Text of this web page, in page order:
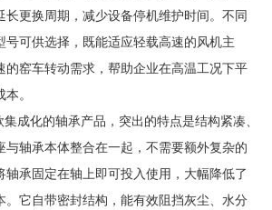
长更换周期，减少设备停机维护时间。不同
号可供选择，既能适应轻载高速的风机主
的窑车转动需求，帮助企业在高温工况下平
。
成化的轴承产品，突出的特点是结构紧凑、
与轴承本体整合在一起，不需要额外复杂的
轴承固定在轴上即可投入使用，大幅降低了
。它自带密封结构，能有效阻挡灰尘、水分